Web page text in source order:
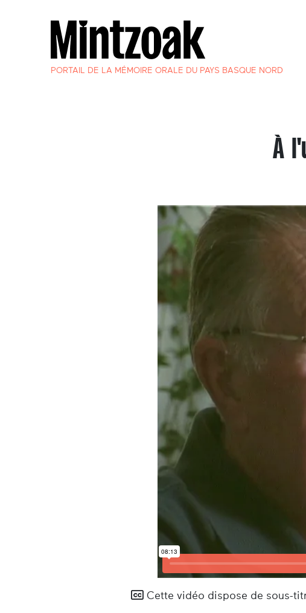
PORTAIL DE LA MÉMOIRE ORALE DU PAYS BASQUE NORD
À
Cette vidéo dispose de sous-